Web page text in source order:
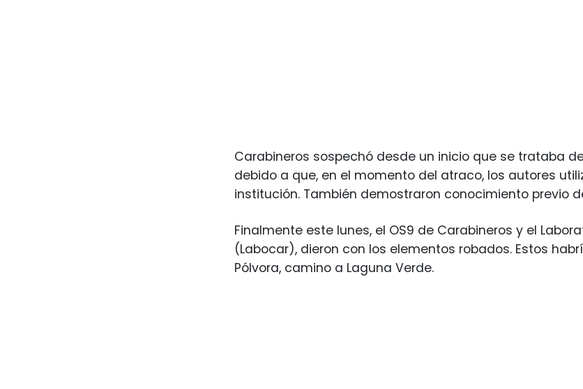
Carabineros sospechó desde un inicio que se trataba
debido a que, en el momento del atraco, los autores
institución. También demostraron conocimiento previo
Finalmente este lunes, el OS9 de Carabineros y el
(Labocar), dieron con los elementos robados. Estos
Pólvora, camino a Laguna Verde.